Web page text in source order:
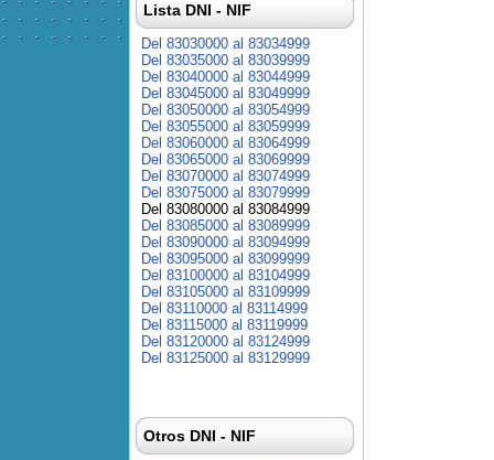
Lista DNI - NIF
Del 83030000 al 83034999
Del 83035000 al 83039999
Del 83040000 al 83044999
Del 83045000 al 83049999
Del 83050000 al 83054999
Del 83055000 al 83059999
Del 83060000 al 83064999
Del 83065000 al 83069999
Del 83070000 al 83074999
Del 83075000 al 83079999
Del 83080000 al 83084999
Del 83085000 al 83089999
Del 83090000 al 83094999
Del 83095000 al 83099999
Del 83100000 al 83104999
Del 83105000 al 83109999
Del 83110000 al 83114999
Del 83115000 al 83119999
Del 83120000 al 83124999
Del 83125000 al 83129999
Otros DNI - NIF